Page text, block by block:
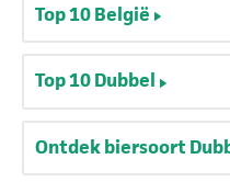
Top 10 België
Top 10 Dubbel
Ontdek biersoort